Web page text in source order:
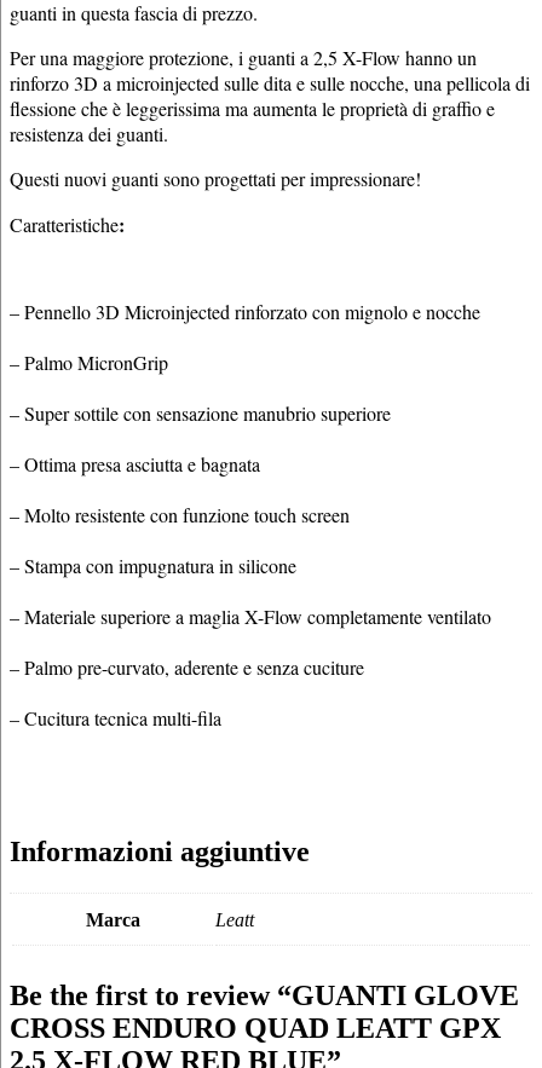
guanti in questa fascia di prezzo.
Per una maggiore protezione, i guanti a 2,5 X-Flow hanno un
rinforzo 3D a microinjected sulle dita e sulle nocche, una pellicola di
flessione che è leggerissima ma aumenta le proprietà di graffio e
resistenza dei guanti.
Questi nuovi guanti sono progettati per impressionare!
Caratteristiche:
– Pennello 3D Microinjected rinforzato con mignolo e nocche
– Palmo MicronGrip
– Super sottile con sensazione manubrio superiore
– Ottima presa asciutta e bagnata
– Molto resistente con funzione touch screen
– Stampa con impugnatura in silicone
– Materiale superiore a maglia X-Flow completamente ventilato
– Palmo pre-curvato, aderente e senza cuciture
– Cucitura tecnica multi-fila
Informazioni aggiuntive
Marca Leatt
Be the first to review “GUANTI GLOVE
CROSS ENDURO QUAD LEATT GPX
2.5 X-FLOW RED BLUE”